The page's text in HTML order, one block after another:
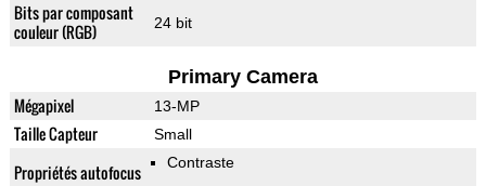
Bits par composant
couleur (RGB)
24 bit
Primary Camera
Mégapixel 13-MP
Taille Capteur Small
Propriétés autofocus Contraste